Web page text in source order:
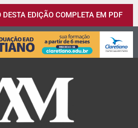
DESTA EDIÇÃO COMPLETA EM PDF